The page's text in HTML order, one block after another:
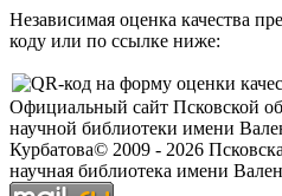
Независимая оценка качества
коду или по ссылке ниже:
Официальный сайт Псковской
научной библиотеки имени
Курбатова© 2009 - 2026
научная библиотека имени